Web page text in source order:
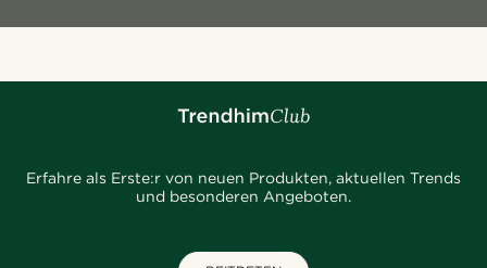
Erfahre als Erste:r von neuen Produkten, aktuellen Trends
und besonderen Angeboten.